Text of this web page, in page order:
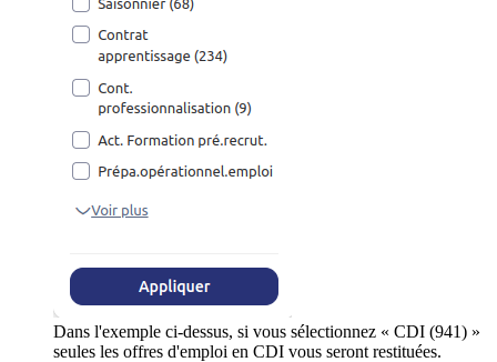
Dans l'exemple ci-dessus, si vous sélectionnez « CDI (941) »
seules les offres d'emploi en CDI vous seront restituées.